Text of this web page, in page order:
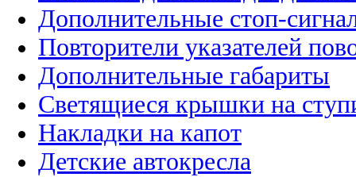
Дополнительные стоп-
Повторители указателей
Дополнительные габариты
Светящиеся крышки на
Накладки на капот
Детские автокресла